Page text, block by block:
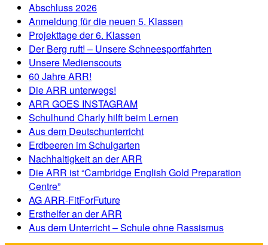
Abschluss 2026
Anmeldung für die neuen 5. Klassen
Projekttage der 6. Klassen
Der Berg ruft! – Unsere Schneesportfahrten
Unsere Medienscouts
60 Jahre ARR!
Die ARR unterwegs!
ARR GOES INSTAGRAM
Schulhund Charly hilft beim Lernen
Aus dem Deutschunterricht
Erdbeeren im Schulgarten
Nachhaltigkeit an der ARR
Die ARR ist “Cambridge English Gold Preparation
Centre”
AG ARR-FitForFuture
Ersthelfer an der ARR
Aus dem Unterricht – Schule ohne Rassismus